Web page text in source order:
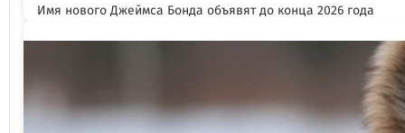
Имя нового Джеймса Бонда объявят до конца 2026 года